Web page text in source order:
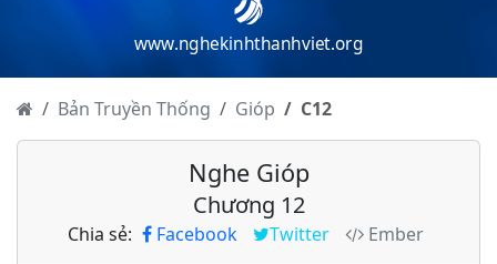
www.nghekinhthanhviet.org
Bản Truyền Thống Gióp C12
Nghe Gióp
Chương 12
Chia sẻ: Facebook Twitter
Ember
Gióp - Chương 7
Gióp - Chương 10